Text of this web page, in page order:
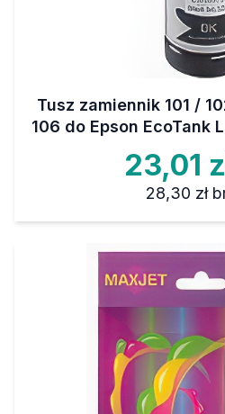
Tusz zamiennik 101 /
106 do Epson EcoTank
23,01
28,30 zł